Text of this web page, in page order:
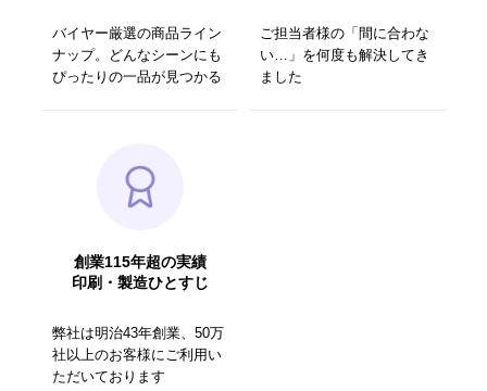
バイヤー厳選の商品ライン
ナップ。どんなシーンにも
ぴったりの一品が見つかる
ご担当者様の「間に合わな
い…」を何度も解決してき
ました
創業115年超の実績
印刷・製造ひとすじ
弊社は明治43年創業、50万
社以上のお客様にご利用い
ただいております